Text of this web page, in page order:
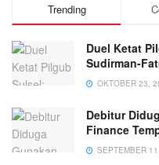
Trending
Duel Ketat
Sudirman-
OKTOBER 23,
Debitur
Finance
SEPTEMBER